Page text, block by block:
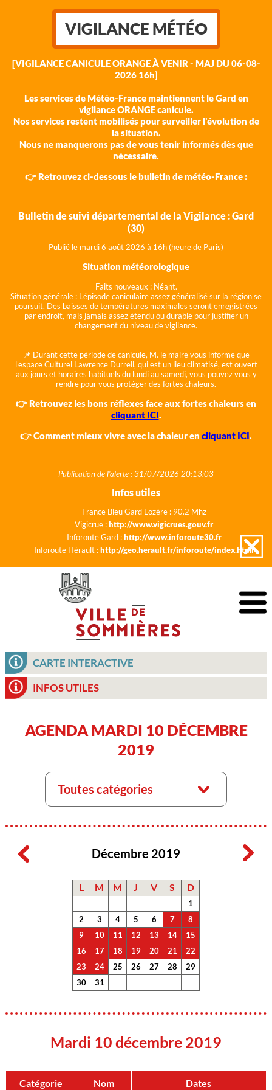
VIGILANCE MÉTÉO
[VIGILANCE CANICULE ORANGE À VENIR - MAJ DU 06-08-
2026 16h]
Les services de Météo-France maintiennent le Gard en
vigilance ORANGE canicule.
Nos services restent mobilisés pour surveiller l'évolution de
la situation.
Nous ne manquerons pas de vous tenir informés dès que
nécessaire.
👉 Retrouvez ci-dessous le bulletin de météo-France :
Bulletin de suivi départemental de la Vigilance : Gard
(30)
Publié le mardi 6 août 2026 à 16h (heure de Paris)
Situation météorologique
Faits nouveaux : Néant.
Situation générale : L'épisode caniculaire assez généralisé sur la région se
poursuit. Des baisses de températures maximales seront enregistrées
par endroit, mais jamais assez étendu ou durable pour justifier un
changement du niveau de vigilance.
📌 Durant cette période de canicule, M. le maire vous informe que
l'espace Culturel Lawrence Durrell, qui est un lieu climatisé, est ouvert
aux jours et horaires habituels du lundi au samedi, vous pouvez vous y
rendre pour vous protéger des fortes chaleurs.
👉 Retrouvez les bons réflexes face aux fortes chaleurs en
cliquant ICI.
👉 Comment mieux vivre avec la chaleur en cliquant ICI.
Publication de l'alerte : 31/07/2026 20:13:03
Infos utiles
France Bleu Gard Lozère : 90.2 Mhz
Vigicrue :http://www.vigicrues.gouv.fr
Inforoute Gard :http://www.inforoute30.fr
Inforoute Hérault :http://geo.herault.fr/inforoute/index.html
CARTE INTERACTIVE
INFOS UTILES
AGENDA MARDI 10 DÉCEMBRE
2019
Toutes catégories
Décembre 2019
L M M J V S D
1
2
3 4 5 6 7
8
9
10 11 12 13 14
15
16
17 18 19 20 21
22
23
24 25 26 27 28
29
30
31
Mardi 10 décembre 2019
Catégorie Nom Dates